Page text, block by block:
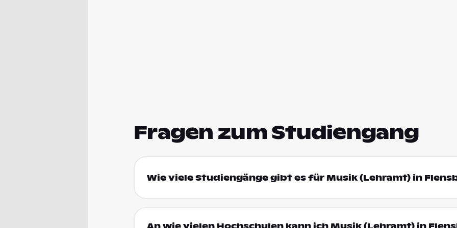
Fragen zum Studiengang
Wie viele Studiengänge gibt es für Musik (Lehramt) in